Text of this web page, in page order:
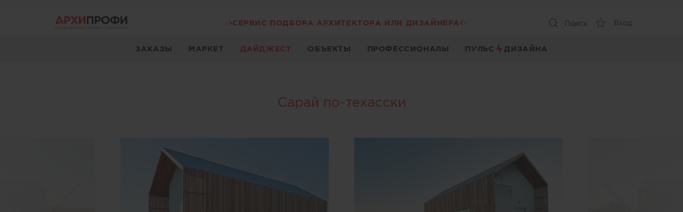
СЕРВИС ПОДБОРА АРХИТЕКТОРА ИЛИ ДИЗАЙНЕРА Поиск Вход
ЗАКАЗЫ МАРКЕТ ДАЙДЖЕСТ ОБЪЕКТЫ ПРОФЕССИОНАЛЫ ПУЛЬС ДИЗАЙНА
Сарай по-техасски